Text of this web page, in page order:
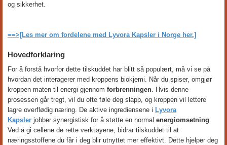
og sikkerhet.
==>[Les mer om fordelene med Lyvora Kapsler i Norge her.]
Hovedforklaring
For å forstå hvorfor dette tilskuddet har blitt så populært, må vi se på
hvordan det interagerer med kroppens biokjemi. Når du spiser, omgjør
kroppen maten til energi gjennom forbrenningen. Hvis denne
prosessen går tregt, vil du ofte føle deg slapp, og kroppen vil lettere
lagre overflødig næring. De aktive ingrediensene i Lyvora
Kapsler jobber synergistisk for å støtte en normal energiomsetning.
Ved å gi cellene de rette verktøyene, bidrar tilskuddet til at
næringsstoffene du får i deg blir utnyttet mer effektivt. Dette hjelper deg